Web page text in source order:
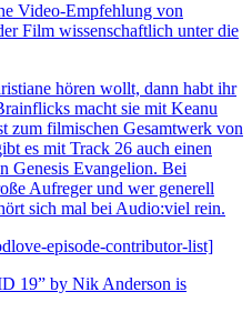
Video-Empfehlung von
Film wissenschaftlich unter die
hören wollt, dann habt ihr
macht sie mit Keanu
zum filmischen Gesamtwerk von
es mit Track 26 auch einen
Genesis Evangelion. Bei
Aufreger und wer generell
sich mal bei Audio:viel rein.
episode-contributor-list]
19” by Nik Anderson is